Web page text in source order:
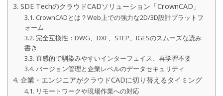
3. SDE TechのクラウドCADソリューション「CrownCAD」
3.1. CrownCADとは？Web上での強力な2D/3D設計プラットフ
ォーム
3.2. 完全互換性：DWG、DXF、STEP、IGESのスムーズな読み
書き
3.3. 直感的で馴染みやすいインターフェイス、再学習不要
3.4. バージョン管理と企業レベルのデータセキュリティ
4. 企業・エンジニアがクラウドCADに切り替えるタイミング
4.1. リモートワークや現場作業への対応